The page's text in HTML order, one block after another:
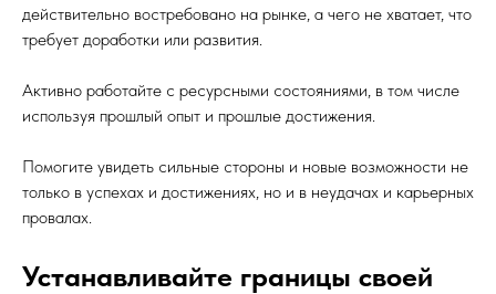
действительно востребовано на рынке, а чего не хватает, что
требует доработки или развития.
Активно работайте с ресурсными состояниями, в том числе
используя прошлый опыт и прошлые достижения.
Помогите увидеть сильные стороны и новые возможности не
только в успехах и достижениях, но и в неудачах и карьерных
провалах.
Устанавливайте границы своей